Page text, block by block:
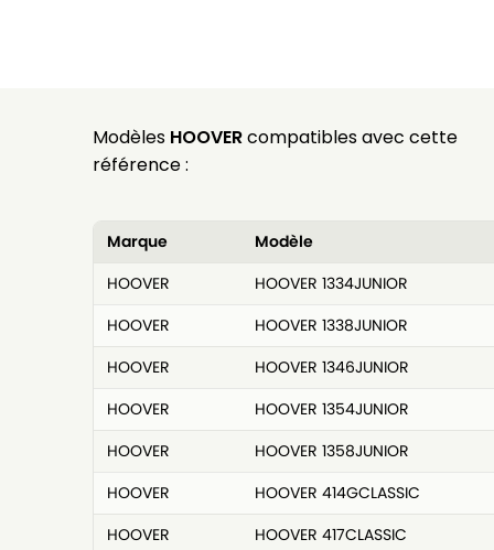
Modèles HOOVERcompatibles avec cette
référence :
Marque
Modèle
HOOVER
HOOVER 1334JUNIOR
HOOVER
HOOVER 1338JUNIOR
HOOVER
HOOVER 1346JUNIOR
HOOVER
HOOVER 1354JUNIOR
HOOVER
HOOVER 1358JUNIOR
HOOVER
HOOVER 414GCLASSIC
HOOVER
HOOVER 417CLASSIC